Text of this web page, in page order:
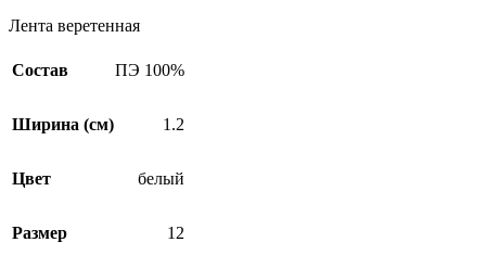
Лента веретенная
Состав ПЭ 100%
Ширина (см) 1.2
Цвет белый
Размер 12